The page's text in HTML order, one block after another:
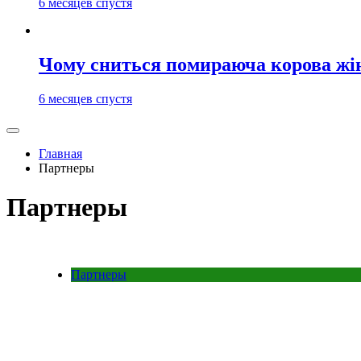
6 месяцев спустя
Чому сниться помираюча корова
6 месяцев спустя
Главная
Партнеры
Партнеры
Партнеры